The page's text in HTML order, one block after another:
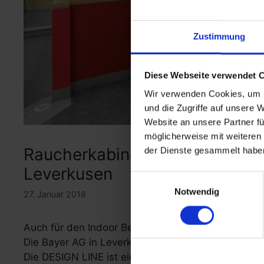
Zustimmung
Diese Webseite verwendet
Wir verwenden Cookies,
und die Zugriffe auf unsere
Website an unsere Partner
möglicherweise mit
der Dienste gesammelt
Notwendig
Raucherkabinen Indoor
Leverkusen
27. Januar 2018
Auch für den Indoor Bereich haben wir eine große
Die Bayer AG in Leverkusen hat sich für eine
Die DESIGN LINE ist eine moderne Kabine mit